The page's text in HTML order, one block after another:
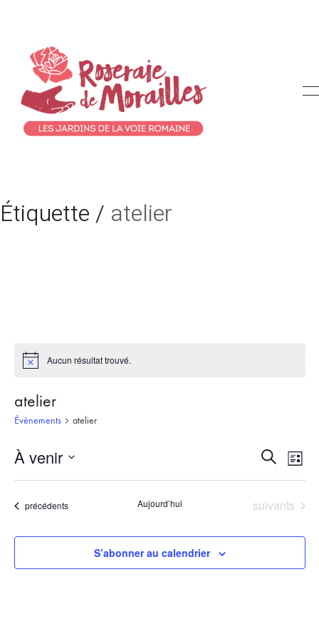
Étiquette / atelier
Notice Aucun résultat trouvé.
atelier
Évènements atelier
et
de
vues
Recherche
de
Liste
À venir
date.Évènements
précédents Aujourd’hui Évènements
suivants
S’abonner au calendrier